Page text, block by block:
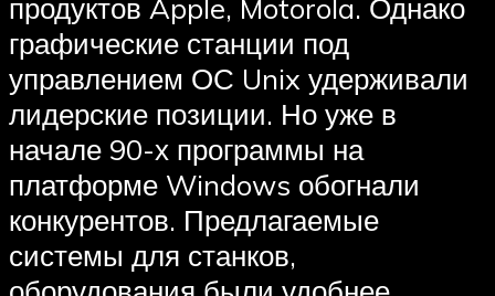
продуктов Apple, Motorola. Однако
графические станции под
управлением ОС Unix удерживали
лидерские позиции. Но уже в
начале 90-х программы на
платформе Windows обогнали
конкурентов. Предлагаемые
системы для станков,